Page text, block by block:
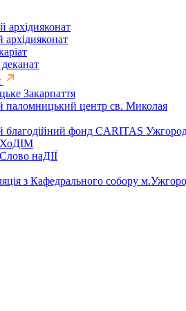
архідияконат
архідияконат
Закарпаття
паломницький центр св. Миколая
благодійний фонд CARITAS
наДІЇ
з Кафедрального собору